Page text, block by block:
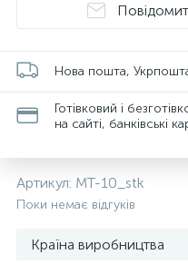
Нова пошта,
Готівковий і
на сайті, банківські
Артикул: MT-10_stk
Поки немає відгуків
Країна виробництва